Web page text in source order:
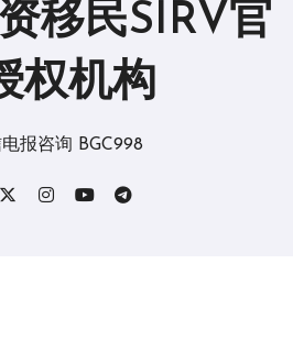
移民SIRV官
权机构
报咨询 BGC998